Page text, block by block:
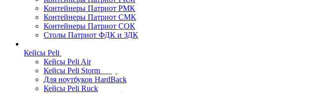
Контейнеры Патриот РМК
Контейнеры Патриот СМК
Контейнеры Патриот СОК
Столы Патриот ФДК и ЗДК
Кейсы Peli
Кейсы Peli Air
Кейсы Peli Storm
Для ноутбуков HardBack
Кейсы Peli Ruck